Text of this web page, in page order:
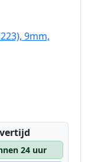
9mm,
24 uur